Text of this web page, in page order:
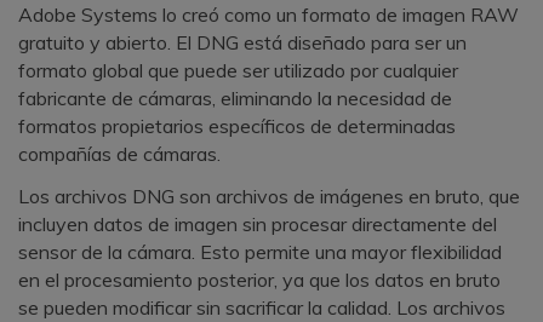
Adobe Systems lo creó como un formato de imagen RAW
gratuito y abierto. El DNG está diseñado para ser un
formato global que puede ser utilizado por cualquier
fabricante de cámaras, eliminando la necesidad de
formatos propietarios específicos de determinadas
compañías de cámaras.
Los archivos DNG son archivos de imágenes en bruto, que
incluyen datos de imagen sin procesar directamente del
sensor de la cámara. Esto permite una mayor flexibilidad
en el procesamiento posterior, ya que los datos en bruto
se pueden modificar sin sacrificar la calidad. Los archivos